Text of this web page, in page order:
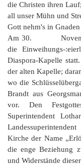
die Christen ihren Lauf;
all unser Mühn und
Gott nehm's in
Am 30. November
die Einweihungs-
Diaspora-Kapelle
der alten Kapelle;
wo die
Brandt aus
vor. Den
Superintendent
Kirche der Name
die enge Beziehung
und Widerstände